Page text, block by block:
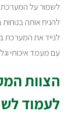
לשמור על המערכת
להניח אותה
לנייד את המערכת
עם מעמד איכותי
הצוות
לעמוד